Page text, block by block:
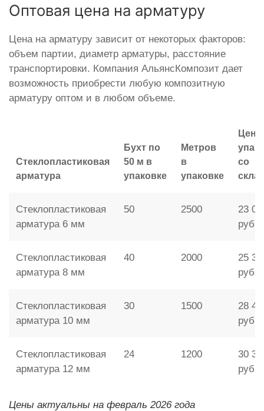
Оптовая цена на арматуру
Цена на арматуру зависит от некоторых факторов:
объем партии, диаметр арматуры, расстояние
транспортировки. Компания АльянсКомпозит дает
возможность приобрести любую композитную
арматуру оптом и в любом объеме.
Стеклопластиковая
арматура
Бухт по
50 м в
упаковке
Метров
в
упаковке
Цена
со
Стеклопластиковая
арматура 6 мм
50 2500
23
руб.
Стеклопластиковая
арматура 8 мм
40 2000
25
руб.
Стеклопластиковая
арматура 10 мм
30 1500
28
руб.
Стеклопластиковая
арматура 12 мм
24 1200
30
руб.
Цены актуальны на февраль 2026 года